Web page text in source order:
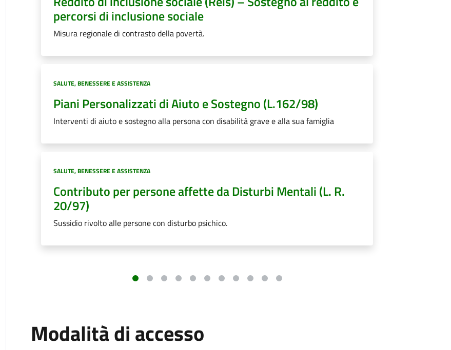
percorsi di inclusione sociale
Misura regionale di contrasto della povertà.
Categoria:
SALUTE, BENESSERE E ASSISTENZA
Piani Personalizzati di Aiuto e Sostegno (L.162/98)
Interventi di aiuto e sostegno alla persona con disabilità grave e alla sua famiglia
Categoria:
SALUTE, BENESSERE E ASSISTENZA
Contributo per persone affette da Disturbi Mentali (L. R.
20/97)
Sussidio rivolto alle persone con disturbo psichico.
Modalità di accesso